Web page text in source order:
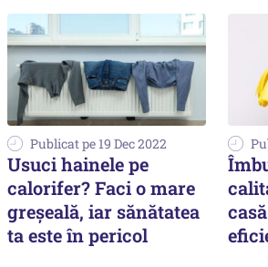
Publicat pe 19 Dec 2022
Usuci hainele pe
calorifer? Faci o mare
greșeală, iar sănătatea
ta este în pericol